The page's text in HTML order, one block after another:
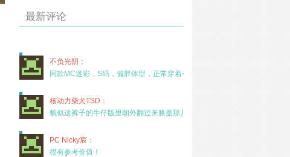
最新评论
不负光阴：
同款MC迷彩，S码，偏胖体型，正常穿着一年半，没
核动力柴犬TSD：
貌似这裤子的牛仔版里朝外翻过来膝盖那儿有放护膝的
PC Nicky宸：
很有参考价值！